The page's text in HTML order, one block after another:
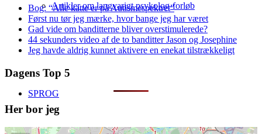
Artikler om langvarigt psykolog-forløb
SPROG
Bog: “Alle katte er på Autismespektret”
Først nu tør jeg mærke, hvor bange jeg har været
Gad vide om banditterne bliver overstimulerede?
44 sekunders video af de to banditter Jason og Josephine
Jeg havde aldrig kunnet aktivere en enekat tilstrækkeligt
Dagens Top 5
Her bor jeg